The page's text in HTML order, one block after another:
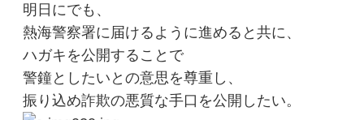
明日にでも、
熱海警察署に届けるように進めると共に、
ハガキを公開することで
警鐘としたいとの意思を尊重し、
振り込め詐欺の悪質な手口を公開したい。